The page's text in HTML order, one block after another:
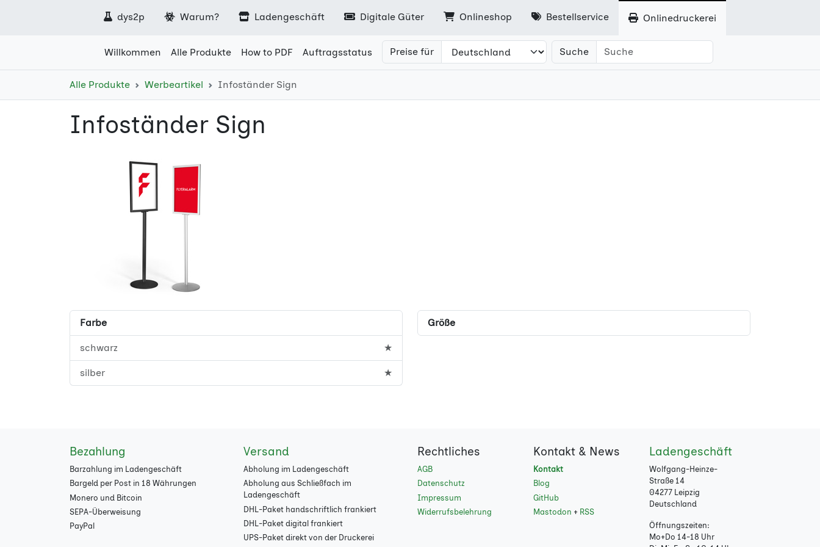
dys2p Warum? Ladengeschäft Digitale Güter Onlineshop Bestellservice Onlinedruckerei
Willkommen Alle Produkte How to PDF Auftragsstatus Preise für Suche
Alle Produkte Werbeartikel Infoständer Sign
Infoständer Sign
Farbe
schwarz ★
silber ★
Größe
Bezahlung
Barzahlung im Ladengeschäft
Bargeld per Post in 18 Währungen
Monero und Bitcoin
SEPA-Überweisung
PayPal
Versand
Abholung im Ladengeschäft
Abholung aus Schließfach im
Ladengeschäft
DHL-Paket handschriftlich frankiert
DHL-Paket digital frankiert
UPS-Paket direkt von der Druckerei
Rechtliches
AGB
Datenschutz
Impressum
Widerrufsbelehrung
Kontakt & News
Kontakt
Blog
GitHub
Mastodon + RSS
Ladengeschäft
Wolfgang-Heinze-
Straße 14
04277 Leipzig
Deutschland
Öffnungszeiten:
Mo+Do 14-18 Uhr